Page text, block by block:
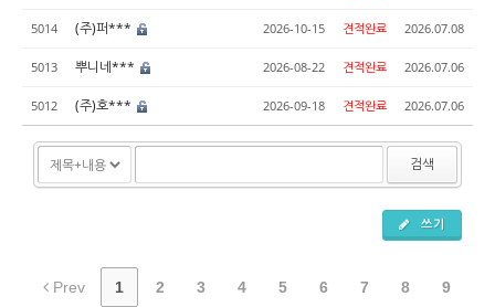
5014 (주)퍼*** 2026-10-15 견적완료 2026.07.08
5013 뿌니네*** 2026-08-22 견적완료 2026.07.06
5012 (주)호*** 2026-09-18 견적완료 2026.07.06
검색
쓰기
Prev 1 2 3 4 5 6 7 8 9